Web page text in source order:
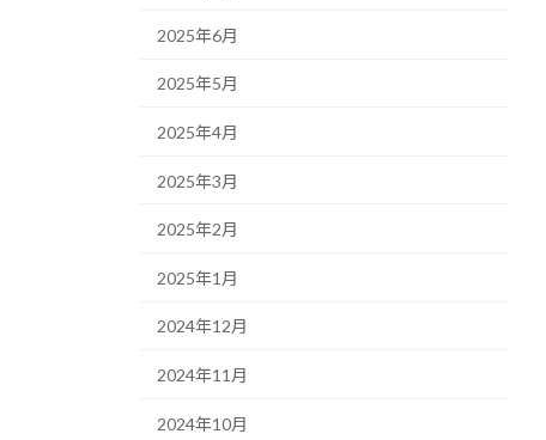
2025年6月
2025年5月
2025年4月
2025年3月
2025年2月
2025年1月
2024年12月
2024年11月
2024年10月